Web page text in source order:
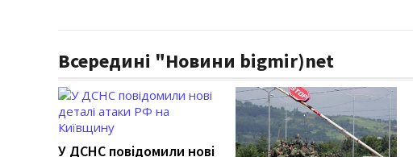
Всередині "Новини bigmir)net
У ДСНС повідомили нові